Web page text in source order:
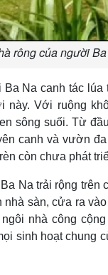
rông của người
Ba Na canh tác lúa
này. Với ruộng
sông suối. Từ
canh và vườn
còn chưa phát
Na trải rộng trên
sàn, cửa ra
nhà công
sinh hoạt chung